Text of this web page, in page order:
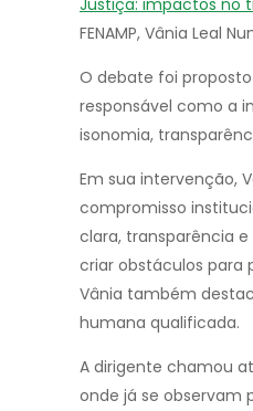
FENAMP, Vânia Leal
O debate foi
responsável como a
isonomia,
Em sua intervenção,
compromisso
clara, transparência
criar obstáculos para
Vânia também
humana qualificada.
A dirigente chamou
onde já se observam